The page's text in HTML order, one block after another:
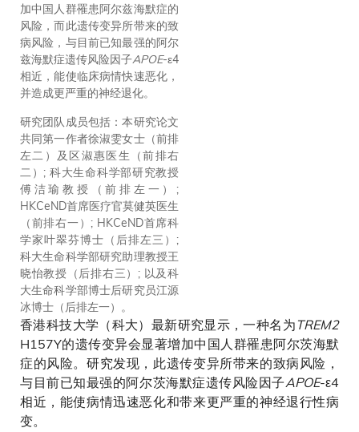
加中国人群罹患阿尔兹海默症的
风险，而此遗传变异所带来的致
病风险，与目前已知最强的阿尔
兹海默症遗传风险因子APOE-ε4
相近，能使临床病情快速恶化，
并造成更严重的神经退化。
研究团队成员包括：本研究论文
共同第一作者徐淑雯女士（前排
左二）及区淑惠医生（前排右
二）; 科大生命科学部研究教授
傅洁瑜教授（前排左一）;
HKCeND首席医疗官莫健英医生
（前排右一）; HKCeND首席科
学家叶翠芬博士（后排左三）;
科大生命科学部研究助理教授王
晓怡教授（后排右三）; 以及科
大生命科学部博士后研究员江源
冰博士（后排左一）。
香港科技大学（科大）最新研究显示，一种名为TREM2
H157Y的遗传变异会显著增加中国人群罹患阿尔茨海默
症的风险。研究发现，此遗传变异所带来的致病风险，
与目前已知最强的阿尔茨海默症遗传风险因子APOE-ε4
相近，能使病情迅速恶化和带来更严重的神经退行性病
变。